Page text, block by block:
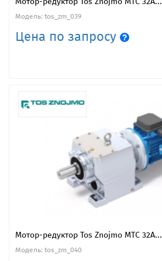
Модель: tos_zm_039
Цена по запросу
Мотор-редуктор Tos Znojmo MTC 32A...
Модель: tos_zm_040